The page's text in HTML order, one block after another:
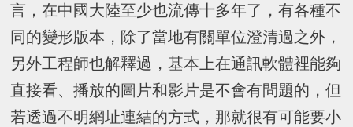
言，在中國大陸至少也流傳十多年了，有各種不
同的變形版本，除了當地有關單位澄清過之外，
另外工程師也解釋過，基本上在通訊軟體裡能夠
直接看、播放的圖片和影片是不會有問題的，但
若透過不明網址連結的方式，那就很有可能要小